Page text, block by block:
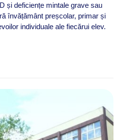
și deficiențe mintale grave sau
învățământ preșcolar, primar și
individuale ale fiecărui elev.